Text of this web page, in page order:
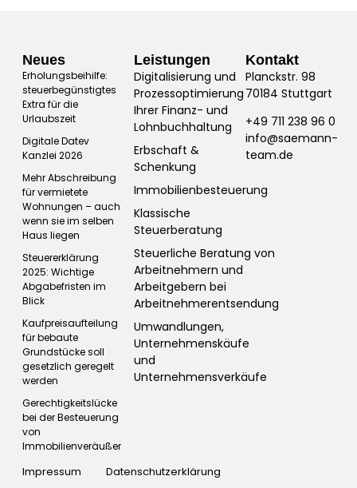
Neues
Erholungsbeihilfe:
steuerbegünstigtes
Extra für die
Urlaubszeit
Digitale Datev
Kanzlei 2026
Mehr Abschreibung
für vermietete
Wohnungen – auch
wenn sie im selben
Haus liegen
Steuererklärung
2025: Wichtige
Abgabefristen im
Blick
Kaufpreisaufteilung
für bebaute
Grundstücke soll
gesetzlich geregelt
werden
Gerechtigkeitslücke
bei der Besteuerung
von
Immobilienveräußerungen
Leistungen
Digitalisierung und
Prozessoptimierung
Ihrer Finanz- und
Lohnbuchhaltung
Erbschaft &
Schenkung
Immobilienbesteuerung
Klassische
Steuerberatung
Steuerliche Beratung von
Arbeitnehmern und
Arbeitgebern bei
Arbeitnehmerentsendung
Umwandlungen,
Unternehmenskäufe
und
Unternehmensverkäufe
Kontakt
Planckstr. 98
70184 Stuttgart
+49 711 238 96 0
info@saemann-
team.de
Impressum Datenschutzerklärung